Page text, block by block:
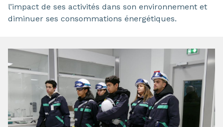
l’impact de ses activités dans son environnement et
diminuer ses consommations énergétiques.